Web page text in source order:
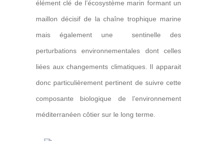
élément clé de l’écosystème marin formant un
maillon décisif de la chaîne trophique marine
mais également une sentinelle des
perturbations environnementales dont celles
liées aux changements climatiques. Il apparait
donc particulièrement pertinent de suivre cette
composante biologique de l’environnement
méditerranéen côtier sur le long terme.